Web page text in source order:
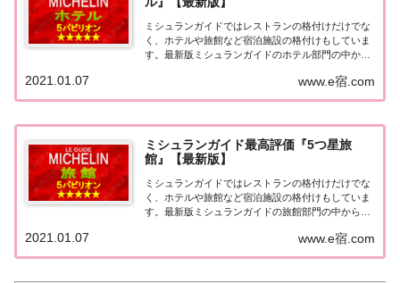
ミシュランガイドではレストランの格付けだけでな
く、ホテルや旅館など宿泊施設の格付けもしていま
す。最新版ミシュランガイドのホテル部門の中から
をまとめてみました♪ いずれのホテルも人気ランキ
ングなどで常に上位を賑わす有名ホテル。各ホテル
www.e宿.com
2021.01.07
ミシュランガイド最高評価『5つ星旅
館』【最新版】
ミシュランガイドではレストランの格付けだけでな
く、ホテルや旅館など宿泊施設の格付けもしていま
す。最新版ミシュランガイドの旅館部門の中から最
とめてみました♪ いずれも人気ランキングなどで常
に上位を賑わす有名旅館。各旅館の情報と口コミ評
www.e宿.com
2021.01.07